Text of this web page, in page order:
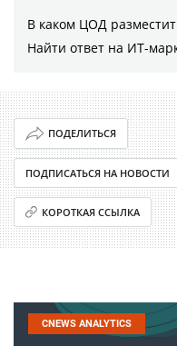
В каком ЦОД
Найти ответ на ИТ-
ПОДЕЛИТЬСЯ
ПОДПИСАТЬСЯ НА НОВОСТИ
КОРОТКАЯ ССЫЛКА
CNEWS ANALYTICS